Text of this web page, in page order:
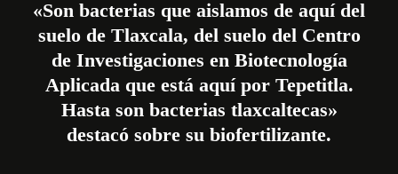
«Son bacterias que aislamos de aquí del
suelo de Tlaxcala, del suelo del Centro
de Investigaciones en Biotecnología
Aplicada que está aquí por Tepetitla.
Hasta son bacterias tlaxcaltecas»
destacó sobre su biofertilizante.